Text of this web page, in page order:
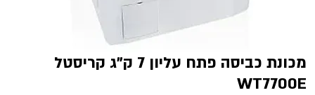
מכונת כביסה פתח עליון 7 ק"ג קריסטל
WT7700E